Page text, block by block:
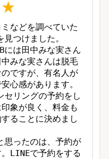
などを調べていた
見つけました。
には田中みな実さん
みな実さんは脱毛
ですが、有名人が
心感があります。
セリングの予約をし
象が良く、料金も
ることに決めまし
思ったのは、予約が
LINEで予約をする